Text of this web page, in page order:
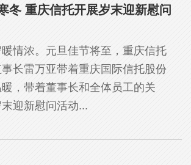
冬 重庆信托开展岁末迎新慰问
情浓。元旦佳节将至，重庆信托
长雷万亚带着重庆国际信托股份
，带着董事长和全体员工的关
迎新慰问活动...